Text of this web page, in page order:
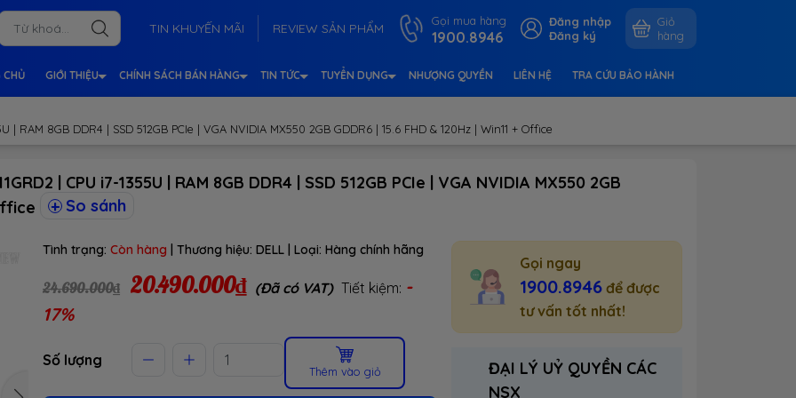
TIN KHUYẾN MÃI REVIEW SẢN PHẨM Gọi mua hàng
1900.8946
Đăng nhập
Đăng ký
Giỏ
hàng
CHỦ GIỚI THIỆU CHÍNH SÁCH BÁN HÀNG TIN TỨC TUYỂN DỤNG NHƯỢNG QUYỀN LIÊN HỆ TRA CỨU BẢO HÀNH
RAM 8GB DDR4 | SSD 512GB PCIe | VGA NVIDIA MX550 2GB GDDR6 | 15.6 FHD & 120Hz | Win11 + Office
| CPU i7-1355U | RAM 8GB DDR4 | SSD 512GB PCIe | VGA NVIDIA MX550 2GB
So sánh
Tình trạng: Còn hàng | Thương hiệu: DELL | Loại: Hàng chính hãng
24.690.000₫ 20.490.000₫ (Đã có VAT) Tiết kiệm: -
17%
Số lượng
Thêm vào giỏ
Gọi ngay
1900.8946 để được
tư vấn tốt nhất!
ĐẠI LÝ UỶ QUYỀN CÁC
NSX